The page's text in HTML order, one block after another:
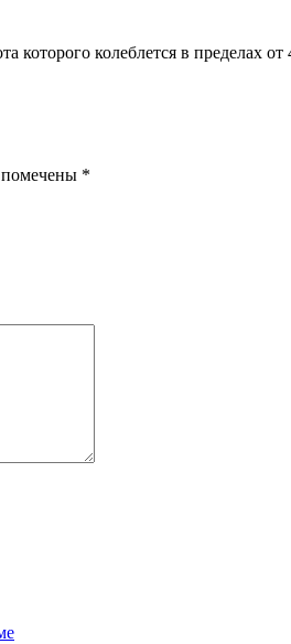
которого колеблется в пределах
помечены *